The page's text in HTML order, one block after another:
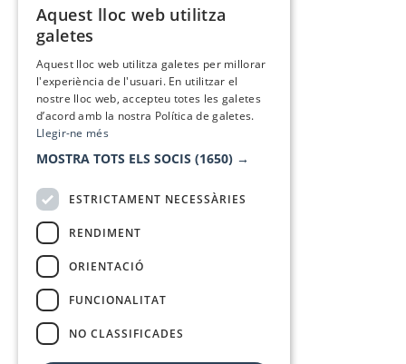
Aquest lloc web utilitza
galetes
Aquest lloc web utilitza galetes per millorar
l'experiència de l'usuari. En utilitzar el
nostre lloc web, accepteu totes les galetes
d’acord amb la nostra Política de galetes.
Llegir-ne més
MOSTRA TOTS ELS SOCIS (1650) →
ESTRICTAMENT NECESSÀRIES
RENDIMENT
ORIENTACIÓ
FUNCIONALITAT
NO CLASSIFICADES